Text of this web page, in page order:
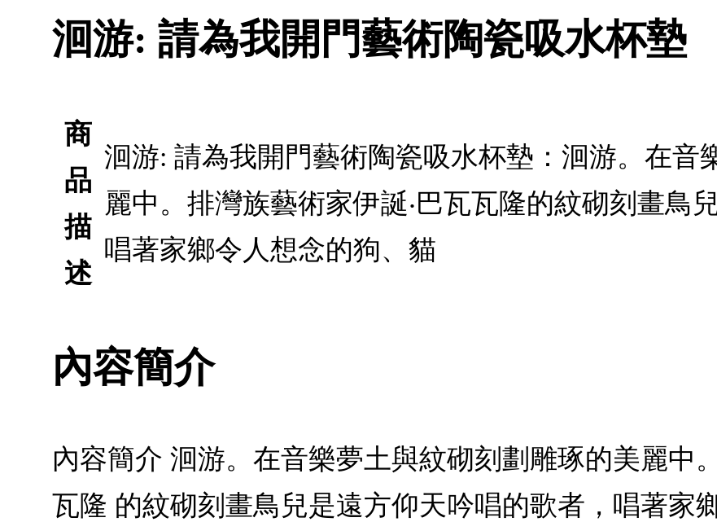
洄游: 請為我開門藝術陶瓷吸水杯墊
商
品
描
述
洄游: 請為我開門藝術陶瓷吸水杯墊：洄游。在音
麗中。排灣族藝術家伊誕‧巴瓦瓦隆的紋砌刻畫鳥
唱著家鄉令人想念的狗、貓
內容簡介
內容簡介 洄游。在音樂夢土與紋砌刻劃雕琢的美麗中
瓦隆 的紋砌刻畫鳥兒是遠方仰天吟唱的歌者，唱著家